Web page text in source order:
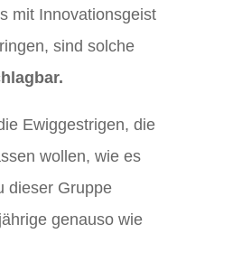
mit Innovationsgeist
sind solche
Ewiggestrigen, die
wollen, wie es
dieser Gruppe
genauso wie